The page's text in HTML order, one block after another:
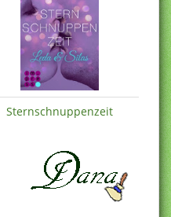
Sternschnuppenzeit